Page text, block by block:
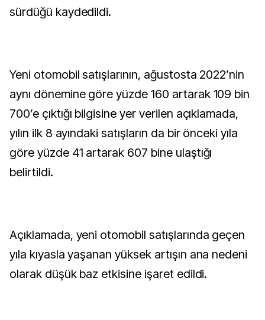
sürdüğü kaydedildi.
Yeni otomobil satışlarının, ağustosta 2022’nin
aynı dönemine göre yüzde 160 artarak 109 bin
700’e çıktığı bilgisine yer verilen açıklamada,
yılın ilk 8 ayındaki satışların da bir önceki yıla
göre yüzde 41 artarak 607 bine ulaştığı
belirtildi.
Açıklamada, yeni otomobil satışlarında geçen
yıla kıyasla yaşanan yüksek artışın ana nedeni
olarak düşük baz etkisine işaret edildi.